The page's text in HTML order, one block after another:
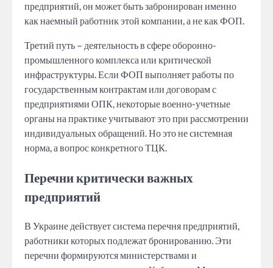
предприятий, он может быть забронирован именно
как наемный работник этой компании, а не как ФОП.
Третий путь – деятельность в сфере оборонно-
промышленного комплекса или критической
инфраструктуры. Если ФОП выполняет работы по
государственным контрактам или договорам с
предприятиями ОПК, некоторые военно-учетные
органы на практике учитывают это при рассмотрении
индивидуальных обращений. Но это не системная
норма, а вопрос конкретного ТЦК.
Перечни критически важных
предприятий
В Украине действует система перечня предприятий,
работники которых подлежат бронированию. Эти
перечни формируются министерствами и